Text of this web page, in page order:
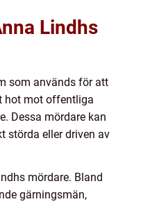
Lindhs
som används för att
hot mot offentliga
Dessa mördare kan
störda eller driven av
mördare. Bland
gärningsmän,